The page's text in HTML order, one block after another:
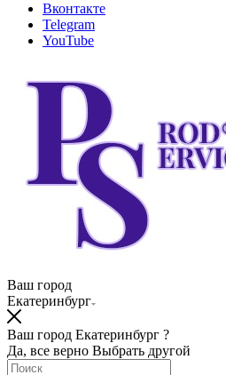
Вконтакте
Telegram
YouTube
Ваш город
Екатеринбург
Ваш город Екатеринбург ?
Да, все верно Выбрать другой